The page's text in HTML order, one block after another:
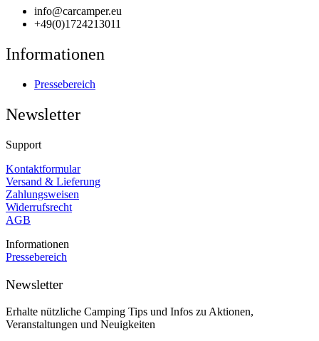
info@carcamper.eu
+49(0)1724213011
Informationen
Pressebereich
Newsletter
Support
Kontaktformular
Versand & Lieferung
Zahlungsweisen
Widerrufsrecht
AGB
Informationen
Pressebereich
Newsletter
Erhalte nützliche Camping Tips und Infos zu Aktionen,
Veranstaltungen und Neuigkeiten